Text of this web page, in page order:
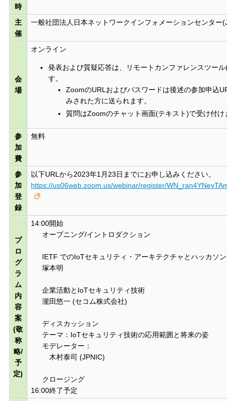
時
主
催
一般社団法人日本ネットワークインフォメーションセンター
会
場
オンライン
発表および質疑応答は、リモートカンファレンスツー
す。
ZoomのURLおよびパスワードは後述の参加申込
みされた方に送られます。
質問はZoomのチャット画面(テキスト)で受け付け
参
加
費
無料
参
加
登
録
以下URLから2023年1月23日までにお申し込みください。
https://us06web.zoom.us/webinar/register/
プ
ロ
グ
ラ
ム
内
容
案
(敬
称
略/
予
定)
14:00開始
オープニング/イントロダクション
IETF でのIoTセキュリティ・アーキテクチャとハッカソン
塚本明
企業活動とIoTセキュリティ技術
瀧田悠一 (セコム株式会社)
ディスカッション
テーマ：IoTセキュリティ技術の応用範囲と将来の姿
モデレーター：
木村泰司 (JPNIC)
クロージング
16:00終了予定